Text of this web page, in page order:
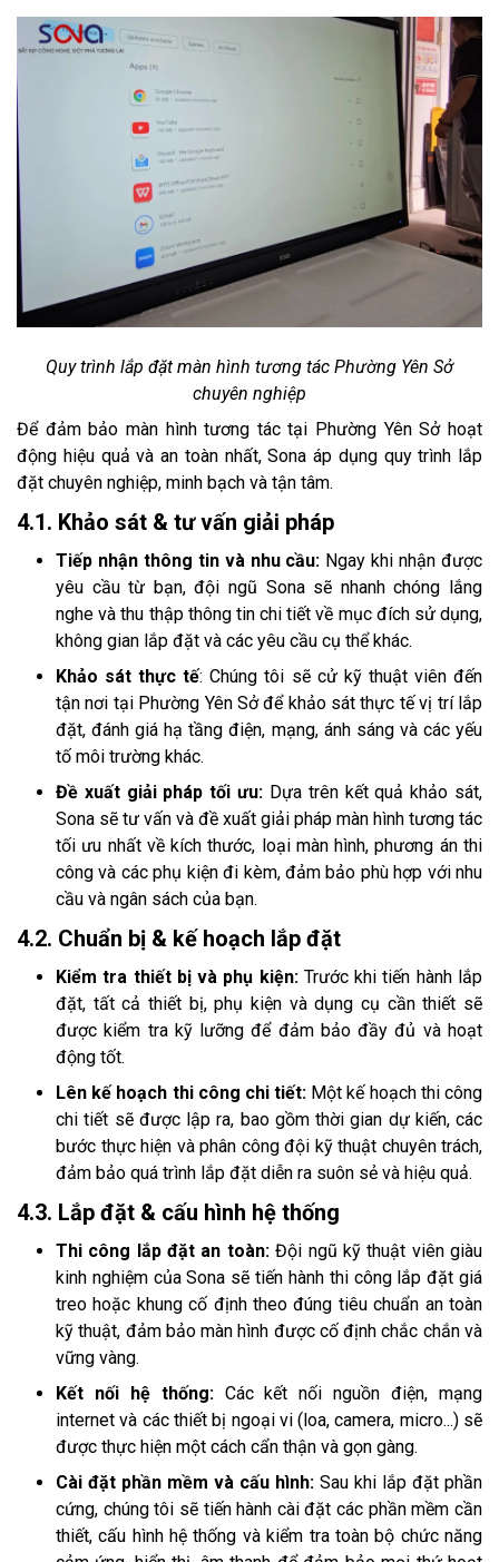
Quy trình lắp đặt màn hình tương tác Phường Yên Sở
chuyên nghiệp
Để đảm bảo màn hình tương tác tại Phường Yên Sở hoạt
động hiệu quả và an toàn nhất, Sona áp dụng quy trình lắp
đặt chuyên nghiệp, minh bạch và tận tâm.
4.1. Khảo sát & tư vấn giải pháp
Tiếp nhận thông tin và nhu cầu: Ngay khi nhận được
yêu cầu từ bạn, đội ngũ Sona sẽ nhanh chóng lắng
nghe và thu thập thông tin chi tiết về mục đích sử dụng,
không gian lắp đặt và các yêu cầu cụ thể khác.
Khảo sát thực tế: Chúng tôi sẽ cử kỹ thuật viên đến
tận nơi tại Phường Yên Sở để khảo sát thực tế vị trí lắp
đặt, đánh giá hạ tầng điện, mạng, ánh sáng và các yếu
tố môi trường khác.
Đề xuất giải pháp tối ưu: Dựa trên kết quả khảo sát,
Sona sẽ tư vấn và đề xuất giải pháp màn hình tương tác
tối ưu nhất về kích thước, loại màn hình, phương án thi
công và các phụ kiện đi kèm, đảm bảo phù hợp với nhu
cầu và ngân sách của bạn.
4.2. Chuẩn bị & kế hoạch lắp đặt
Kiểm tra thiết bị và phụ kiện: Trước khi tiến hành lắp
đặt, tất cả thiết bị, phụ kiện và dụng cụ cần thiết sẽ
được kiểm tra kỹ lưỡng để đảm bảo đầy đủ và hoạt
động tốt.
Lên kế hoạch thi công chi tiết: Một kế hoạch thi công
chi tiết sẽ được lập ra, bao gồm thời gian dự kiến, các
bước thực hiện và phân công đội kỹ thuật chuyên trách,
đảm bảo quá trình lắp đặt diễn ra suôn sẻ và hiệu quả.
4.3. Lắp đặt & cấu hình hệ thống
Thi công lắp đặt an toàn:Đội ngũ kỹ thuật viên giàu
kinh nghiệm của Sona sẽ tiến hành thi công lắp đặt giá
treo hoặc khung cố định theo đúng tiêu chuẩn an toàn
kỹ thuật, đảm bảo màn hình được cố định chắc chắn và
vững vàng.
Kết nối hệ thống: Các kết nối nguồn điện, mạng
internet và các thiết bị ngoại vi (loa, camera, micro...) sẽ
được thực hiện một cách cẩn thận và gọn gàng.
Cài đặt phần mềm và cấu hình: Sau khi lắp đặt phần
cứng, chúng tôi sẽ tiến hành cài đặt các phần mềm cần
thiết, cấu hình hệ thống và kiểm tra toàn bộ chức năng